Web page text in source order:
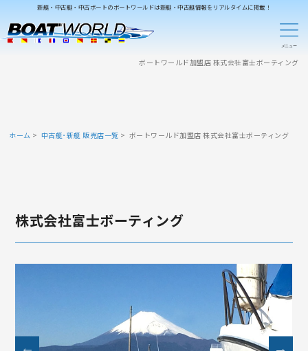
新艇・中古艇・中古ボートのボートワールドは新艇・中古艇情報をリアルタイムに掲載！
ボートワールド加盟店 株式会社富士ボーティング
ホーム 中古艇･新艇 販売店一覧 ボートワールド加盟店 株式会社富士ボーティング
株式会社富士ボーティング